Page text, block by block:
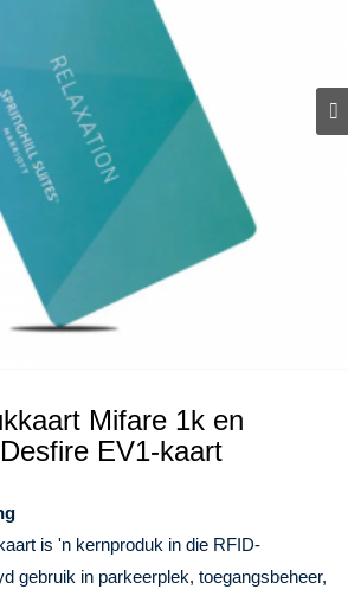
Mifare 1k en
EV1-kaart
is 'n kernproduk in die RFID-
gebruik in parkeerplek, toegangsbeheer,